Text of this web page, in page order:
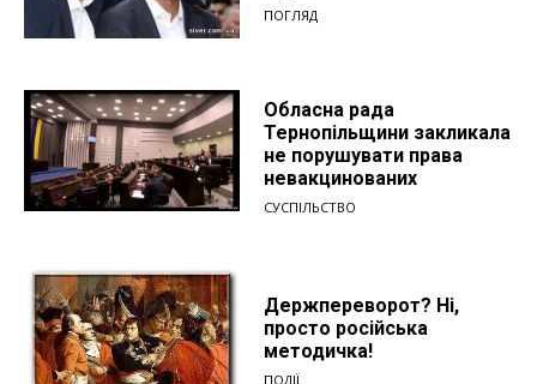
ПОГЛЯД
Обласна рада
Тернопільщини закликала
не порушувати права
невакцинованих
СУСПІЛЬСТВО
Держпереворот? Ні,
просто російська
методичка!
ПОДІЇ